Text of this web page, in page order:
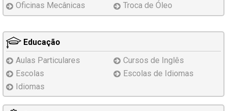
Oficinas Mecânicas
Troca de Óleo
Educação
Aulas Particulares
Cursos de Inglês
Escolas
Escolas de Idiomas
Idiomas